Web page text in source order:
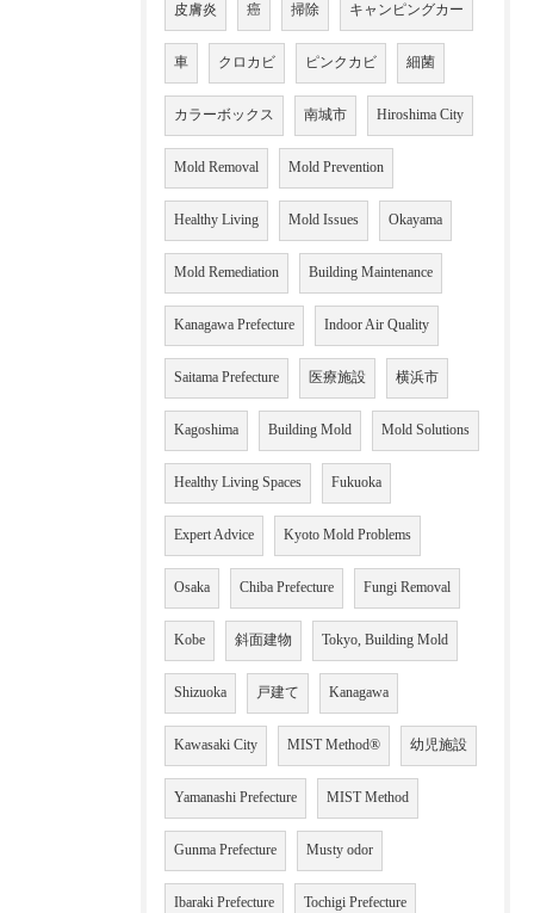
皮膚炎 癌 掃除 キャンピングカー
車 クロカビ ピンクカビ 細菌
カラーボックス 南城市 Hiroshima City
Mold Removal Mold Prevention
Healthy Living Mold Issues Okayama
Mold Remediation Building Maintenance
Kanagawa Prefecture Indoor Air Quality
Saitama Prefecture 医療施設 横浜市
Kagoshima Building Mold Mold Solutions
Healthy Living Spaces Fukuoka
Expert Advice Kyoto Mold Problems
Osaka Chiba Prefecture Fungi Removal
Kobe 斜面建物 Tokyo, Building Mold
Shizuoka 戸建て Kanagawa
Kawasaki City MIST Method® 幼児施設
Yamanashi Prefecture MIST Method
Gunma Prefecture Musty odor
Ibaraki Prefecture Tochigi Prefecture